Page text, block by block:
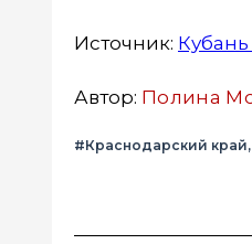
Источник: Кубань
Автор: Полина
#Краснодарский край